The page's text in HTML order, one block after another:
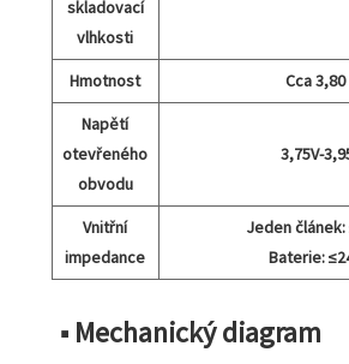
skladovací
vlhkosti
Hmotnost
Cca 3,80
Napětí
otevřeného
obvodu
3,75V-
Vnitřní
impedance
Jeden
Baterie:
■ Mechanický diagram